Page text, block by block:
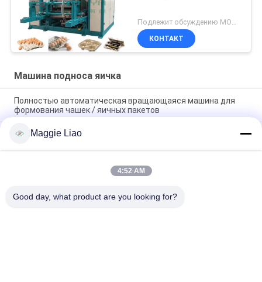
Подлежит обсуждению MOQ:1 набор
КОНТАКТ
Машина подноса яичка
Полностью автоматическая вращающаяся машина для
формования чашек / яичных пакетов
Полностью автоматическая машина для переработки
Автоматическое машинное оборудование прессформы
раковины яйца машины подноса яйца пульпы макулатуры
Maggie Liao
4:52 AM
Good day, what product are you looking for?